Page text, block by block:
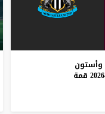
وأستون
قمة